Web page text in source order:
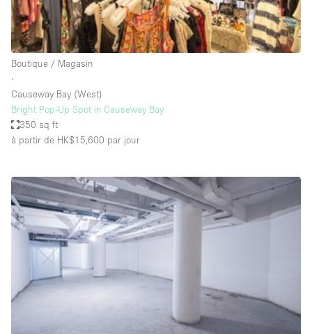
Salle
Salle de Conférence
Salle de Réunion
Salon / Festival
Salon Beauté / Coiffure
Studio Photo / Tournage
Caractéristiques de l'espace
Accès aux handicapés
Air conditionné
Boutique / Magasin
∙
Causeway Bay (West)
Bright Pop-Up Spot in Causeway Bay
350 sq ft
à partir de HK$15,600 par jour